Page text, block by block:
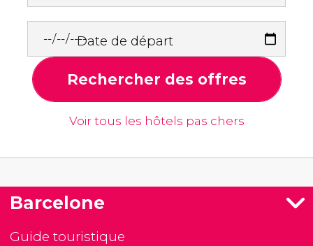
Date de départ
Rechercher des offres
Voir tous les hôtels pas chers
Barcelone
Guide touristique